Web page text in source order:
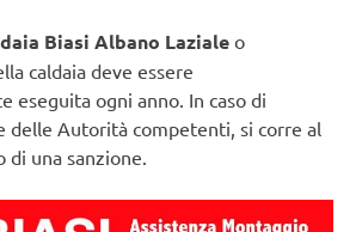
Biasi Albano Laziale o
caldaia deve essere
eseguita ogni anno. In caso di
delle Autorità competenti, si corre al
di una sanzione.